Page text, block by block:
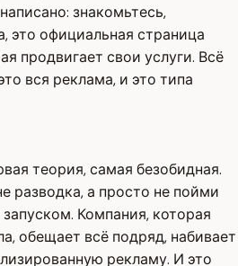
знакомьтесь,
это официальная страница
продвигает свои услуги. Всё
вся реклама, и это типа
теория, самая безобидная.
разводка, а просто не пойми
Компания, которая
обещает всё подряд, набивает
рекламу. И это